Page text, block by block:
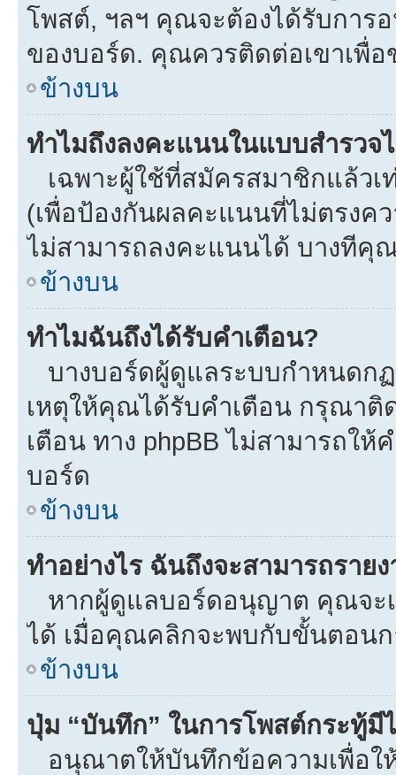
โพสต์, ฯลฯ คุณจะต้องได้รับการ
ของบอร์ด. คุณควรติดต่อเขาเพื่
ข้างบน
ทำไมถึงลงคะแนนในแบบสำรวจ
เฉพาะผู้ใช้ที่สมัครสมาชิกแล้ว
(เพื่อป้องกันผลคะแนนที่ไม่ตรงค
ไม่สามารถลงคะแนนได้ บางทีคุ
ข้างบน
ทำไมฉันถึงได้รับคำเตือน?
บางบอร์ดผู้ดูแลระบบกำหนดก
เหตุให้คุณได้รับคำเตือน กรุณา
เตือน ทาง phpBB ไม่สามารถใ
บอร์ด
ข้างบน
ทำอย่างไร ฉันถึงจะสามารถรา
หากผู้ดูแลบอร์ดอนุญาต คุณจะเ
ได้ เมื่อคุณคลิกจะพบกับขั้นตอนก
ข้างบน
ปุ่ม “บันทึก” ในการโพสต์กระทู้มี
อนุณาตให้บันทึกข้อความเพื่อใ